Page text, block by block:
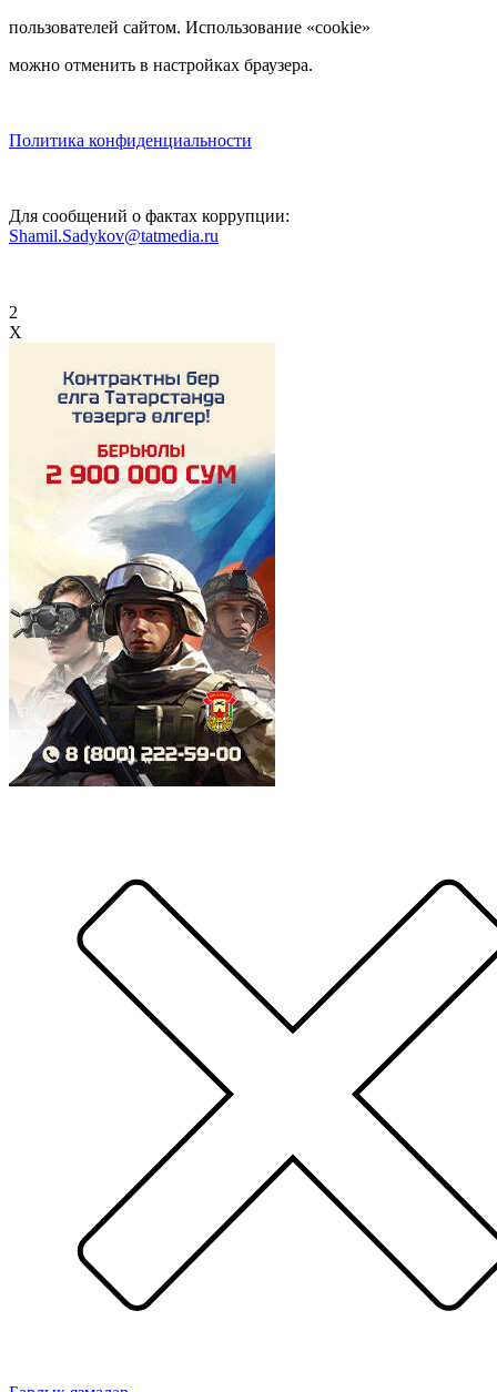
пользователей сайтом. Использование «cookie»
можно отменить в настройках браузера.
Политика конфиденциальности
Для сообщений о фактах коррупции:
Shamil.Sadykov@tatmedia.ru
2
X